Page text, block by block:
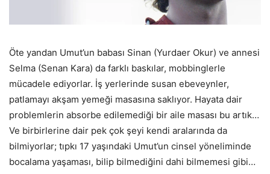
Öte yandan Umut’un babası Sinan (Yurdaer Okur) ve annesi
Selma (Senan Kara) da farklı baskılar, mobbinglerle
mücadele ediyorlar. İş yerlerinde susan ebeveynler,
patlamayı akşam yemeği masasına saklıyor. Hayata dair
problemlerin absorbe edilemediği bir aile masası bu artık…
Ve birbirlerine dair pek çok şeyi kendi aralarında da
bilmiyorlar; tıpkı 17 yaşındaki Umut’un cinsel yöneliminde
bocalama yaşaması, bilip bilmediğini dahi bilmemesi gibi…